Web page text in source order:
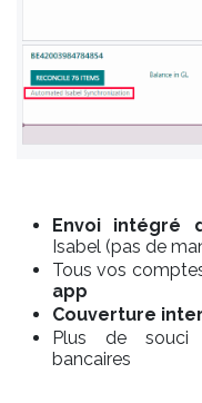
Envoi intégré
Isabel (pas de
Tous vos
app
Couverture
Plus de souci
bancaires